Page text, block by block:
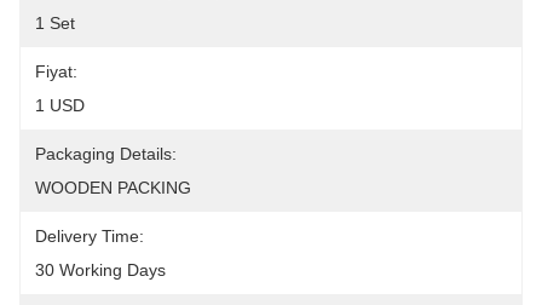
1 Set
Fiyat:
1 USD
Packaging Details:
WOODEN PACKING
Delivery Time:
30 Working Days